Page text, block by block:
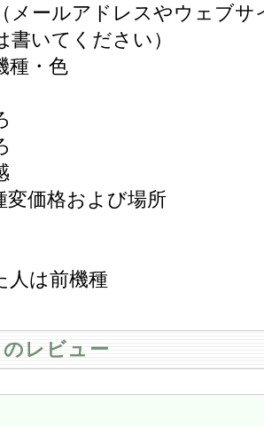
メールアドレスやウェブサ
書いてください）
種・色
変価格および場所
人は前機種
レビュー